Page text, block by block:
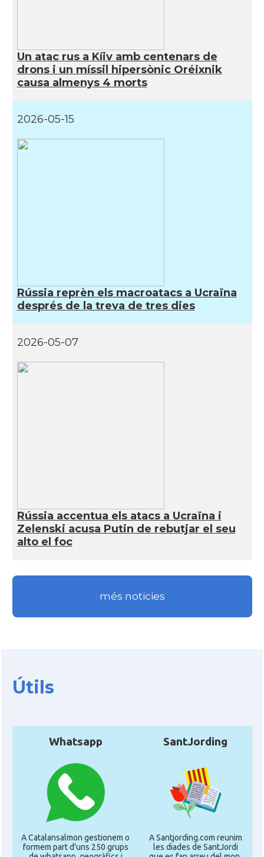
Un atac rus a Kíiv amb centenars de
drons i un míssil hipersònic Oréixnik
causa almenys 4 morts
2026-05-15
Rússia reprèn els macroatacs a Ucraïna
després de la treva de tres dies
2026-05-07
Rússia accentua els atacs a Ucraïna i
Zelenski acusa Putin de rebutjar el seu
alto el foc
més noticies
Útils
Whatsapp
A Catalansalmon gestionem o
formem part d'uns 250 grups
SantJording
A Santjording.com reunim
les diades de SantJordi